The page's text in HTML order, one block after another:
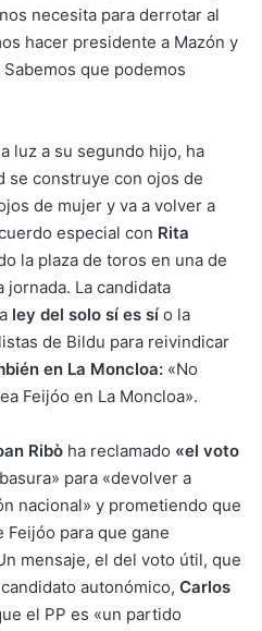
necesita para derrotar al
hacer presidente a Mazón y
que podemos
luz a su segundo hijo, ha
se construye con ojos de
de mujer y va a volver a
especial con Rita
la plaza de toros en una de
jornada. La candidata
ley del solo sí es sí o la
de Bildu para reivindicar
en La Moncloa: «No
Feijóo en La Moncloa».
Ribò ha reclamado «el voto
para «devolver a
nacional» y prometiendo que
Feijóo para que gane
mensaje, el del voto útil, que
autonómico, Carlos
el PP es «un partido